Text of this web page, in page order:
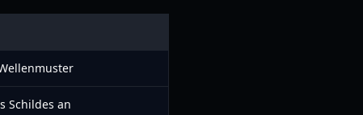
Schildes an